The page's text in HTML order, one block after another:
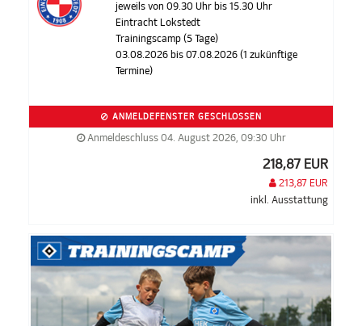
jeweils von 09.30 Uhr bis 15.30 Uhr
Eintracht Lokstedt
Trainingscamp (5 Tage)
03.08.2026 bis 07.08.2026 (1 zukünftige
Termine)
ANMELDEFENSTER GESCHLOSSEN
Anmeldeschluss 04. August 2026, 09:30 Uhr
218,87 EUR
213,87 EUR
inkl. Ausstattung